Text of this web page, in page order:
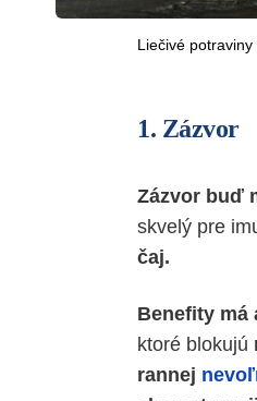
Liečivé potraviny
1. Zázvor
Zázvor buď
skvelý pre
čaj.
Benefity má
ktoré blokujú
rannej